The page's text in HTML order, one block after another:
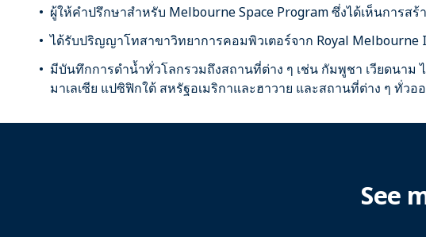
ผู้ให้คำปรึกษาสำหรับ Melbourne Space Program ซึ่งได้เห็นการสร้
ได้รับปริญญาโทสาขาวิทยาการคอมพิวเตอร์จาก Royal Melbourne
มีบันทึกการดำน้ำทั่วโลกรวมถึงสถานที่ต่าง ๆ เช่น กัมพูชา เวียดนาม
มาเลเซีย แปซิฟิกใต้ สหรัฐอเมริกาและฮาวาย และสถานที่ต่าง ๆ ทั่วออ
See